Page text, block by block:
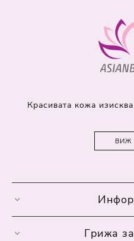
Красивата кожа
ВИЖ
Грижа